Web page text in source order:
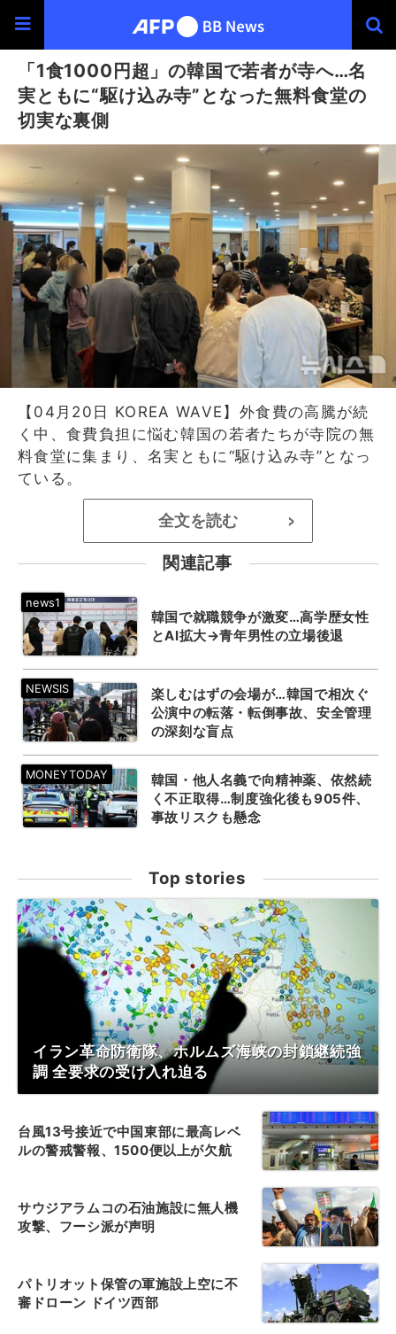
「1食1000円超」の韓国で若者が寺へ…名
実ともに“駆け込み寺”となった無料食堂の
切実な裏側
【04月20日 KOREA WAVE】外食費の高騰が続
く中、食費負担に悩む韓国の若者たちが寺院の無
料食堂に集まり、名実ともに“駆け込み寺”となっ
ている。
全文を読む >
関連記事
韓国で就職競争が激変…高学歴女性
とAI拡大→青年男性の立場後退
楽しむはずの会場が…韓国で相次ぐ
公演中の転落・転倒事故、安全管理
の深刻な盲点
韓国・他人名義で向精神薬、依然続
く不正取得…制度強化後も905件、
事故リスクも懸念
Top stories
イラン革命防衛隊、ホルムズ海峡の封鎖継続強
調 全要求の受け入れ迫る
台風13号接近で中国東部に最高レベ
ルの警戒警報、1500便以上が欠航
サウジアラムコの石油施設に無人機
攻撃、フーシ派が声明
パトリオット保管の軍施設上空に不
審ドローン ドイツ西部